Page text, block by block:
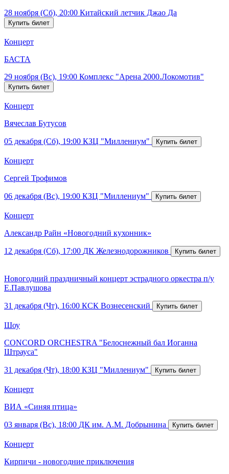
28 ноября (Сб), 20:00 Китайский летчик Джао Да
Концерт
БАСТА
29 ноября (Вс), 19:00 Комплекс "Арена 2000.Локомотив"
Концерт
Вячеслав Бутусов
05 декабря (Сб), 19:00 КЗЦ "Миллениум"
Концерт
Сергей Трофимов
06 декабря (Вс), 19:00 КЗЦ "Миллениум"
Концерт
Александр Райн «Новогодний кухонник»
12 декабря (Сб), 17:00 ДК Железнодорожников
Новогодний праздничный концерт эстрадного оркестра п/у
Е.Павлушова
31 декабря (Чт), 16:00 КСК Вознесенский
Шоу
CONCORD ORCHESTRA "Белоснежный бал Иоганна
Штрауса"
31 декабря (Чт), 18:00 КЗЦ "Миллениум"
Концерт
ВИА «Синяя птица»
03 января (Вс), 18:00 ДК им. А.М. Добрынина
Концерт
Кирпичи - новогодние приключения